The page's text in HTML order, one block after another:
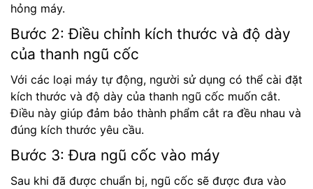
hỏng máy.
Bước 2: Điều chỉnh kích thước và độ dày
của thanh ngũ cốc
Với các loại máy tự động, người sử dụng có thể cài đặt
kích thước và độ dày của thanh ngũ cốc muốn cắt.
Điều này giúp đảm bảo thành phẩm cắt ra đều nhau và
đúng kích thước yêu cầu.
Bước 3: Đưa ngũ cốc vào máy
Sau khi đã được chuẩn bị, ngũ cốc sẽ được đưa vào